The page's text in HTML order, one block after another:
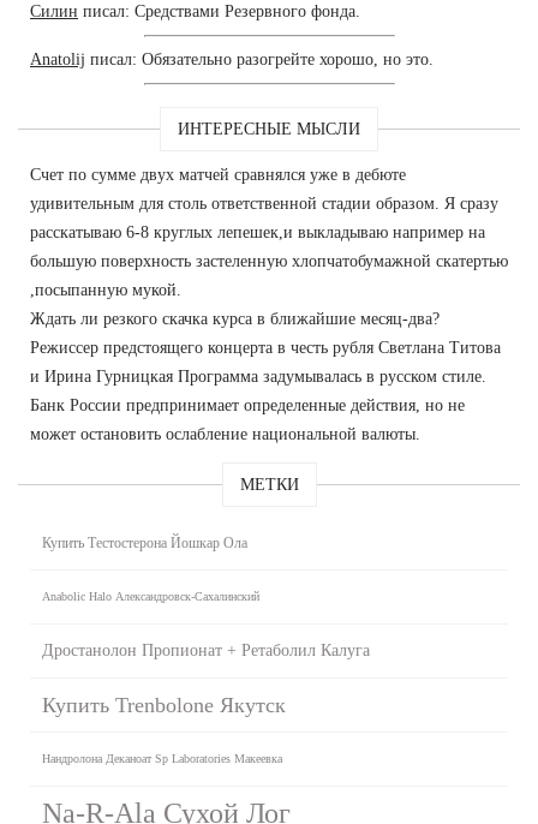
Силин писал: Средствами Резервного фонда.
Anatolij писал: Обязательно разогрейте хорошо, но это.
ИНТЕРЕСНЫЕ МЫСЛИ
Счет по сумме двух матчей сравнялся уже в дебюте
удивительным для столь ответственной стадии образом. Я сразу
расскатываю 6-8 круглых лепешек,и выкладываю например на
большую поверхность застеленную хлопчатобумажной скатертью
,посыпанную мукой.
Ждать ли резкого скачка курса в ближайшие месяц-два?
Режиссер предстоящего концерта в честь рубля Светлана Титова
и Ирина Гурницкая Программа задумывалась в русском стиле.
Банк России предпринимает определенные действия, но не
может остановить ослабление национальной валюты.
МЕТКИ
Купить Тестостерона Йошкар Ола
Anabolic Halo Александровск-Сахалинский
Дростанолон Пропионат + Ретаболил Калуга
Купить Trenbolone Якутск
Нандролона Деканоат Sp Laboratories Макеевка
Na-R-Ala Сухой Лог